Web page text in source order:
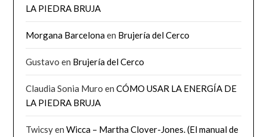
LA PIEDRA BRUJA
Morgana Barcelonaen Brujería del Cerco
Gustavo en Brujería del Cerco
Claudia Sonia Muro enCÓMO USAR LA ENERGÍA DE
LA PIEDRA BRUJA
TwicsyenWicca – Martha Clover-Jones. (El manual de